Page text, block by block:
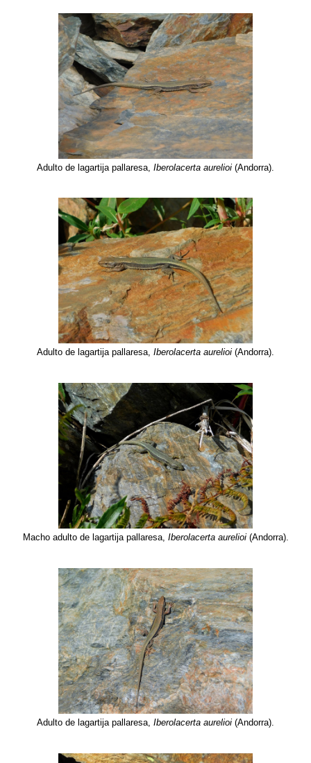
Adulto de lagartija pallaresa, Iberolacerta aurelioi (Andorra).
Adulto de lagartija pallaresa, Iberolacerta aurelioi (Andorra).
Macho adulto de lagartija pallaresa, Iberolacerta aurelioi (Andorra).
Adulto de lagartija pallaresa, Iberolacerta aurelioi (Andorra).